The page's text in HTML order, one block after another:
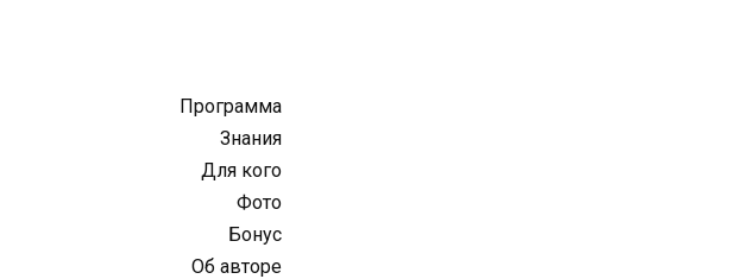
Программа
Знания
Для кого
Фото
Бонус
Об авторе